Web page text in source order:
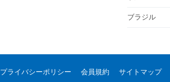
ブラジル
プライバシーポリシー 会員規約 サイトマップ